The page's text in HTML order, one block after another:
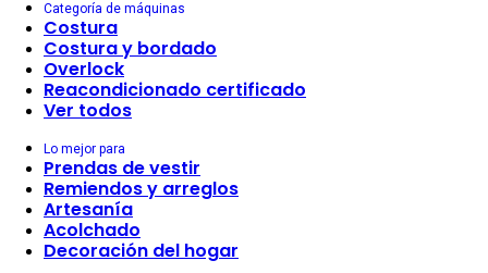
Categoría de máquinas
Costura
Costura y bordado
Overlock
Reacondicionado certificado
Ver todos
Lo mejor para
Prendas de vestir
Remiendos y arreglos
Artesanía
Acolchado
Decoración del hogar